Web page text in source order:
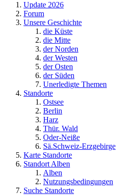
Update 2026
Forum
Unsere Geschichte
die Küste
die Mitte
der Norden
der Westen
der Osten
der Süden
Unerledigte Themen
Standorte
Ostsee
Berlin
Harz
Thür. Wald
Oder-Neiße
Sä.Schweiz-Erzgebirge
Karte Standorte
Standort Alben
Alben
Nutzungsbedingungen
Suche Standorte